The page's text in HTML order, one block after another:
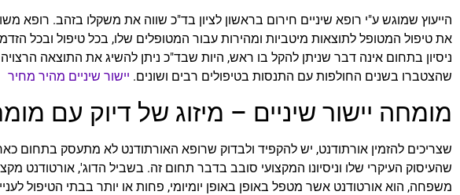
הייעוץ שמוגש ע"י רופא שיניים חירום בראשון לציון בד"כ שווה את משקלו בזהב. רופא
את טיפול המטופל לתוצאות מיטביות ומהירות עבור המטופלים שלו, בכל טיפול ובכל
ניסיון בתחום אינה דבר שניתן להקל בו ראש, היות שבד"כ ניתן להשיג את התוצאה הרצויה
שהצטברו בשנים החולפות עם התנסות בטיפולים רבים ושונים. יישור שיניים מהיר מחיר
מומחה יישור שיניים – מיזוג של דיוק עם
שצריכים להזמין אורתודנט, יש להקפיד ולבדוק שרופא האורתודנט לא מתעסק בתחום
שהעיסוק העיקרי שלו וניסיונו המקצועי סובב בדבר תחום זה. בשביל הדוג', אורטודנט
משפחה, הוא אורטודנט אשר מטפל באופן באופן יומיומי, פחות או יותר בבתי הטיפול